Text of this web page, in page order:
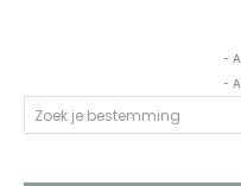
-
-
Zoek je bestemming